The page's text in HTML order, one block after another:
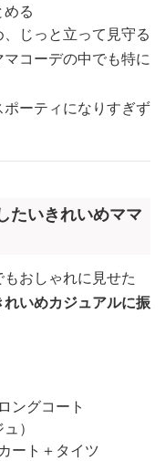
る
じっと立って見守る
コーデの中でも特に
ーティになりすぎず
たいきれいめママ
もおしゃれに見せた
れいめカジュアルに振
ングコート
）
ート＋タイツ